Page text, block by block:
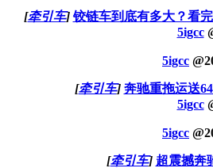
[牵引车] 铰链车到底有多大？看
5igcc
5igcc @
[牵引车] 奔驰重拖运送
5igcc
5igcc @
[牵引车] 超震撼奔